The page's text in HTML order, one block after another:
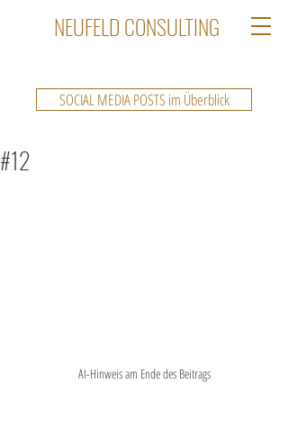
NEUFELD CONSULTING
SOCIAL MEDIA POSTS im Überblick
#12
AI-Hinweis am Ende des Beitrags